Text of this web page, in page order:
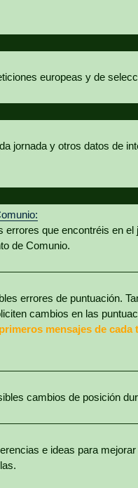
europeas y de
jornada y otros datos de
errores que encontréis en el
de Comunio.
errores de puntuación.
cambios en las
mensajes de cada
cambios de posición
e ideas para